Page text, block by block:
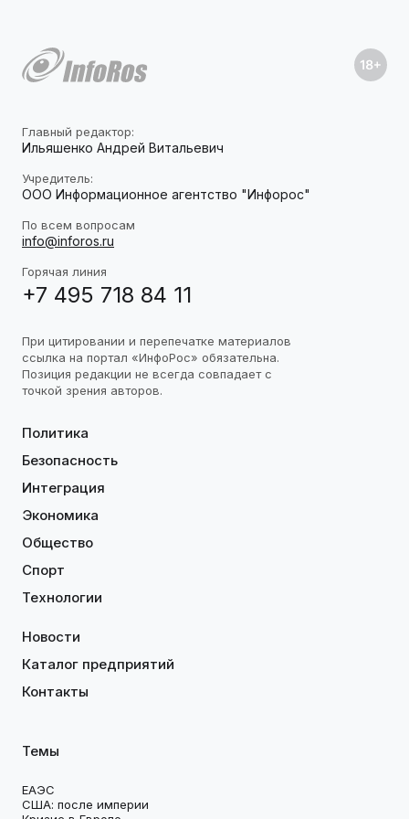
Главный редактор:
Ильяшенко Андрей Витальевич
Учредитель:
ООО Информационное агентство "Инфорос"
По всем вопросам
info@inforos.ru
Горячая линия
+7 495 718 84 11
При цитировании и перепечатке материалов
ссылка на портал «ИнфоРос» обязательна.
Позиция редакции не всегда совпадает с
точкой зрения авторов.
Политика
Безопасность
Интеграция
Экономика
Общество
Спорт
Технологии
Новости
Каталог предприятий
Контакты
Темы
ЕАЭС
США: после империи